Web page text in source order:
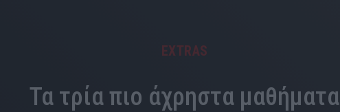
EXTRAS
Τα τρία πιο άχρηστα μαθήματα